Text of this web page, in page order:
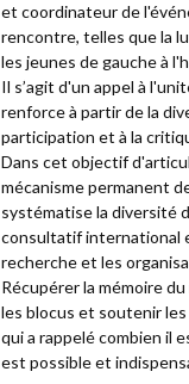
et coordinateur de
rencontre, telles que la
les jeunes de gauche à
Il s’agit d'un appel à
renforce à partir de la
participation et à la
Dans cet objectif
mécanisme permanent
systématise la diversité
consultatif international
recherche et les
Récupérer la mémoire
les blocus et soutenir
qui a rappelé combien il
est possible et